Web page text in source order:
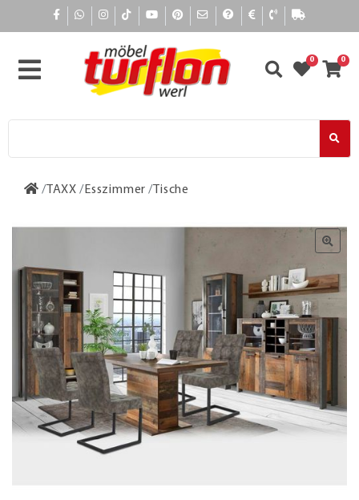
0 0
TAXX Esszimmer Tische